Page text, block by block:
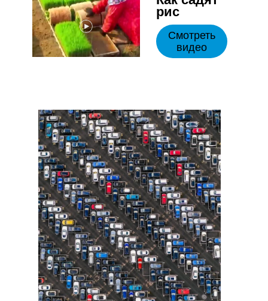
рис
Смотреть
видео